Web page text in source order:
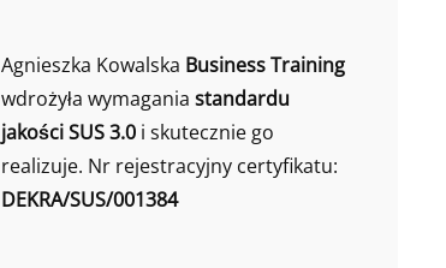
Agnieszka Kowalska Business Training
wdrożyła wymagania standardu
jakości SUS 3.0i skutecznie go
realizuje. Nr rejestracyjny certyfikatu:
DEKRA/SUS/001384